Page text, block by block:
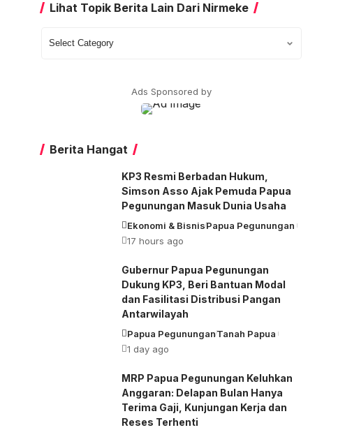
Lihat Topik Berita Lain Dari Nirmeke
Lihat
Ads Sponsored by
Berita Hangat
KP3 Resmi Berbadan Hukum,
Simson Asso Ajak Pemuda Papua
Pegunungan Masuk Dunia Usaha
Ekonomi & BisnisPapua Pegunungan
17 hours ago
Gubernur Papua Pegunungan
Dukung KP3, Beri Bantuan Modal
dan Fasilitasi Distribusi Pangan
Antarwilayah
Papua PegununganTanah Papua
1 day ago
MRP Papua Pegunungan Keluhkan
Anggaran: Delapan Bulan Hanya
Terima Gaji, Kunjungan Kerja dan
Reses Terhenti